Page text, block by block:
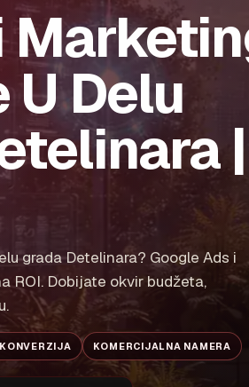
U Delu
|
grada Detelinara? Google Ads i
ROI. Dobijate okvir budžeta,
KOMERCIJALNA NAMERA